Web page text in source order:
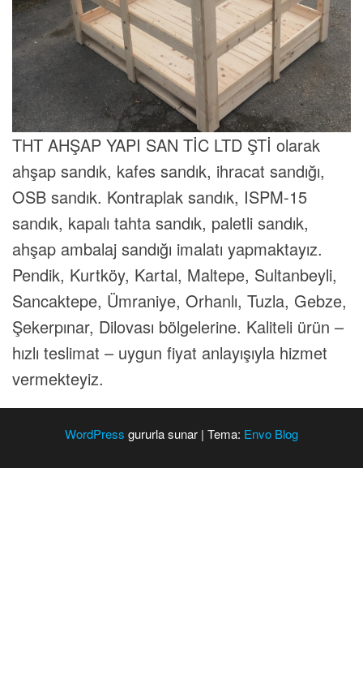
THT AHŞAP YAPI SAN TİC LTD ŞTİ olarak
ahşap sandık, kafes sandık, ihracat sandığı,
OSB sandık. Kontraplak sandık, ISPM-15
sandık, kapalı tahta sandık, paletli sandık,
ahşap ambalaj sandığı imalatı yapmaktayız.
Pendik, Kurtköy, Kartal, Maltepe, Sultanbeyli,
Sancaktepe, Ümraniye, Orhanlı, Tuzla, Gebze,
Şekerpınar, Dilovası bölgelerine. Kaliteli ürün –
hızlı teslimat – uygun fiyat anlayışıyla hizmet
vermekteyiz.
WordPress gururla sunar | Tema: Envo Blog